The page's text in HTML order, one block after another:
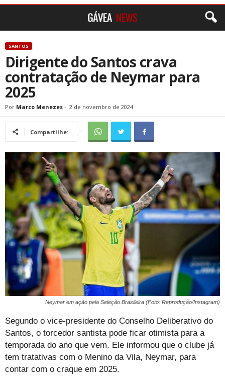
SANTOS
Dirigente do Santos crava
contratação de Neymar para
2025
Por Marco Menezes - 2 de novembro de 2024
Compartilhe:
Neymar em ação pela Seleção Brasileira (Foto: Reprodução/Instagram)
Segundo o vice-presidente do Conselho Deliberativo do
Santos, o torcedor santista pode ficar otimista para a
temporada do ano que vem. Ele informou que o clube já
tem tratativas com o Menino da Vila, Neymar, para
contar com o craque em 2025.